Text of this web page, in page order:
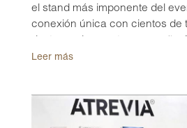
el stand más imponente del
conexión única con cientos de
veterinarios, aprobado por
Leer más